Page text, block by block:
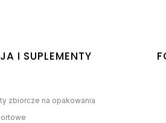
I SUPLEMENTY
zbiorcze na opakowania